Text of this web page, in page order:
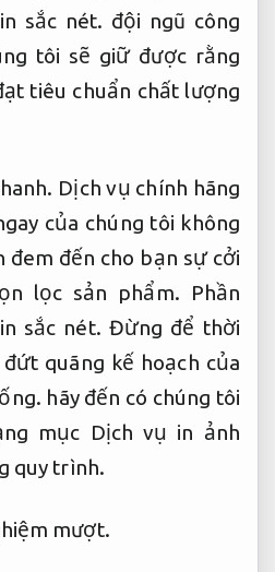
sắc nét. đội ngũ công
tôi sẽ giữ được rằng
tiêu chuẩn chất lượng
Dịch vụ chính hãng
của chúng tôi không
đem đến cho bạn sự cởi
lọc sản phẩm. Phần
sắc nét. Đừng để thời
quãng kế hoạch của
hãy đến có chúng tôi
mục Dịch vụ in ảnh
quy trình.
mượt.